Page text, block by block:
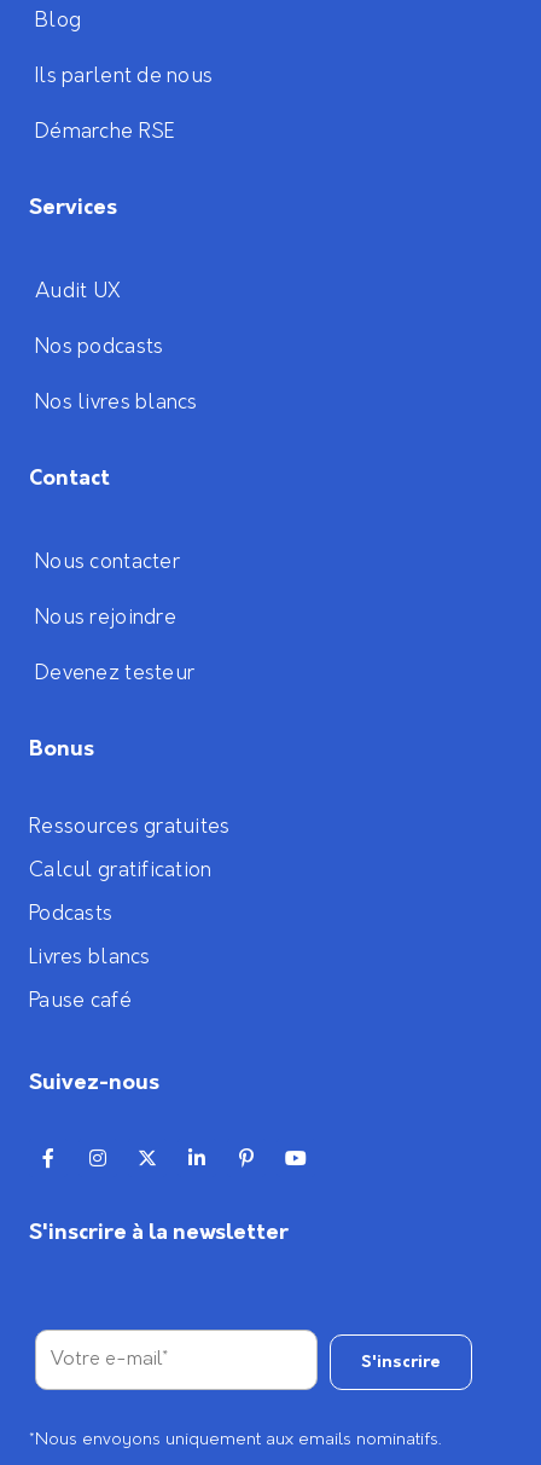
Blog
Ils parlent de nous
Démarche RSE
Services
Audit UX
Nos podcasts
Nos livres blancs
Contact
Nous contacter
Nous rejoindre
Devenez testeur
Bonus
Ressources gratuites
Calcul gratification
Podcasts
Livres blancs
Pause café
Suivez-nous
S'inscrire à la newsletter
*Nous envoyons uniquement aux emails nominatifs.